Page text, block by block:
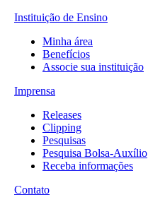
Instituição de Ensino
Minha área
Benefícios
Associe sua instituição
Imprensa
Releases
Clipping
Pesquisas
Pesquisa Bolsa-Auxílio
Receba informações
Contato